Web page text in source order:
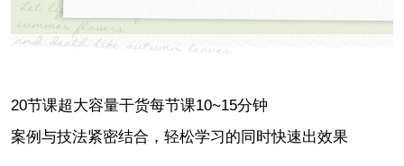
20节课超大容量干货每节课10~15分钟
案例与技法紧密结合，轻松学习的同时快速出效果